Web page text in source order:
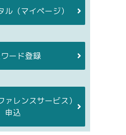
ル （マイページ）
ード登録
ァレンスサービス）
申込